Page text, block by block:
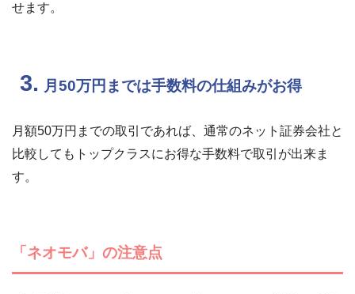
せます。
3. 月50万円までは手数料の仕組みがお得
月額50万円までの取引であれば、通常のネット証券会社と
比較してもトップクラスにお得な手数料で取引が出来ま
す。
「ネオモバ」の注意点